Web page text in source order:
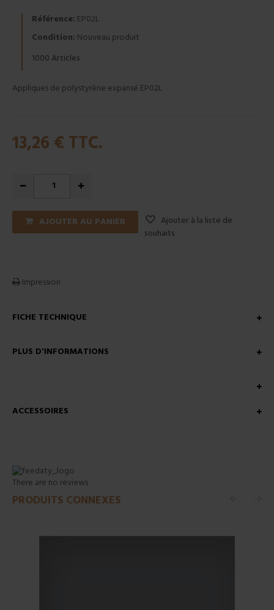
Référence: EP02L
Condition: Nouveau produit
1000 Articles
Appliques de polystyrène expansé EP02L
13,26 € TTC.
AJOUTER AU PANIER
Ajouter à la liste de
souhaits
Impression
FICHE TECHNIQUE
PLUS D'INFORMATIONS
ACCESSOIRES
There are no reviews
PRODUITS CONNEXES